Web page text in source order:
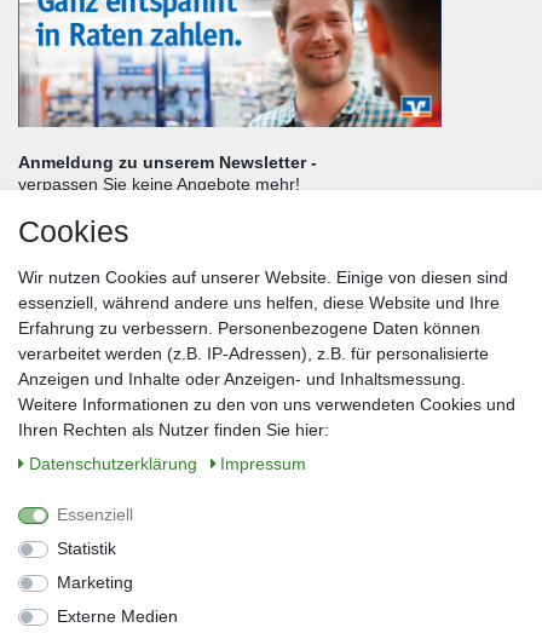
Anmeldung zu unserem Newsletter -
verpassen Sie keine Angebote mehr!
Nachname*
E-Mail*
Sie können den Newsletter jederzeit kostenlos abbestellen.
** gilt für Lieferungen innerhalb Deutschlands, Lieferzeiten für andere Länder
entnehmen Sie bitte der Schaltfläche mit den Versandinformationen
Cookies
Wir nutzen Cookies auf unserer Website. Einige von diesen sind
essenziell, während andere uns helfen, diese Website und Ihre
Erfahrung zu verbessern. Personenbezogene Daten können
verarbeitet werden (z.B. IP-Adressen), z.B. für personalisierte
Anzeigen und Inhalte oder Anzeigen- und Inhaltsmessung.
Weitere Informationen zu den von uns verwendeten Cookies und
Ihren Rechten als Nutzer finden Sie hier:
Daten­schutz­erklärung
Impressum
Essenziell
Statistik
Marketing
Externe Medien